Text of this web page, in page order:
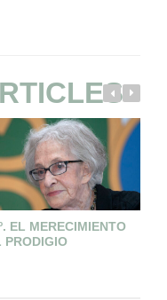
EL MERECIMIENTO
PRODIGIO